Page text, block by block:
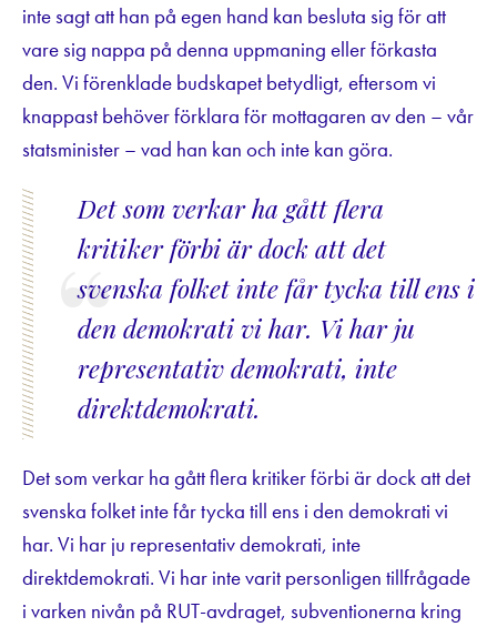
inte sagt att han på egen hand kan besluta sig för att
vare sig nappa på denna uppmaning eller förkasta
den. Vi förenklade budskapet betydligt, eftersom vi
knappast behöver förklara för mottagaren av den – vår
statsminister – vad han kan och inte kan göra.
Det som verkar ha gått flera
kritiker förbi är dock att det
svenska folket inte får tycka till ens i
den demokrati vi har. Vi har ju
representativ demokrati, inte
direktdemokrati.
Det som verkar ha gått flera kritiker förbi är dock att det
svenska folket inte får tycka till ens i den demokrati vi
har. Vi har ju representativ demokrati, inte
direktdemokrati. Vi har inte varit personligen tillfrågade
i varken nivån på RUT-avdraget, subventionerna kring